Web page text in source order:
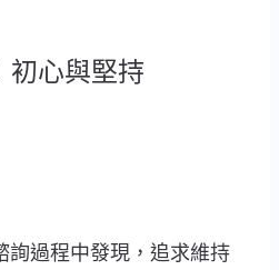
初心與堅持
詢過程中發現，追求維持